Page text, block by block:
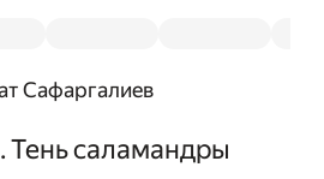
Сафаргалиев
саламандры